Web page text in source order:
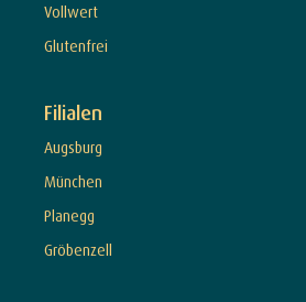
Vollwert
Glutenfrei
Filialen
Augsburg
München
Planegg
Gröbenzell